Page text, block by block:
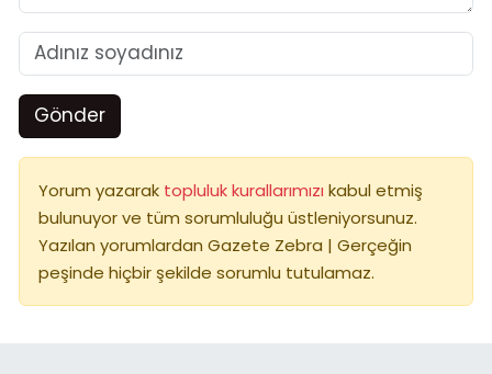
Gönder
Yorum yazarak topluluk kurallarımızı kabul etmiş
bulunuyor ve tüm sorumluluğu üstleniyorsunuz.
Yazılan yorumlardan Gazete Zebra | Gerçeğin
peşinde hiçbir şekilde sorumlu tutulamaz.